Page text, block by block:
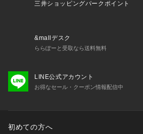
三井ショッピングパークポイント
&mallデスク
ららぽーと受取なら送料無料
LINE公式アカウント
お得なセール・クーポン情報配信中
初めての方へ